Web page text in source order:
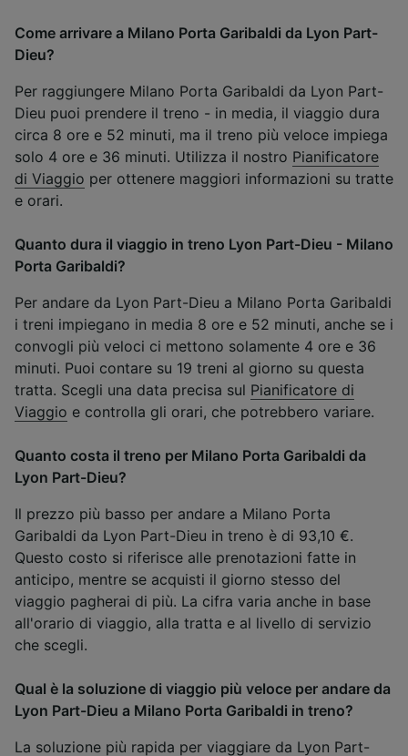
Come arrivare a Milano Porta Garibaldi da Lyon Part-
Dieu?
Per raggiungere Milano Porta Garibaldi da Lyon Part-
Dieu puoi prendere il treno - in media, il viaggio dura
circa 8 ore e 52 minuti, ma il treno più veloce impiega
solo 4 ore e 36 minuti. Utilizza il nostro Pianificatore
di Viaggio per ottenere maggiori informazioni su tratte
e orari.
Quanto dura il viaggio in treno Lyon Part-Dieu - Milano
Porta Garibaldi?
Per andare da Lyon Part-Dieu a Milano Porta Garibaldi
i treni impiegano in media 8 ore e 52 minuti, anche se i
convogli più veloci ci mettono solamente 4 ore e 36
minuti. Puoi contare su 19 treni al giorno su questa
tratta. Scegli una data precisa sul Pianificatore di
Viaggio e controlla gli orari, che potrebbero variare.
Quanto costa il treno per Milano Porta Garibaldi da
Lyon Part-Dieu?
Il prezzo più basso per andare a Milano Porta
Garibaldi da Lyon Part-Dieu in treno è di 93,10 €.
Questo costo si riferisce alle prenotazioni fatte in
anticipo, mentre se acquisti il giorno stesso del
viaggio pagherai di più. La cifra varia anche in base
all'orario di viaggio, alla tratta e al livello di servizio
che scegli.
Qual è la soluzione di viaggio più veloce per andare da
Lyon Part-Dieu a Milano Porta Garibaldi in treno?
La soluzione più rapida per viaggiare da Lyon Part-